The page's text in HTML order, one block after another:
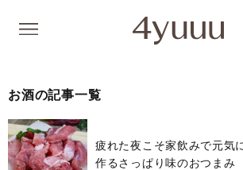
お酒の記事一覧
疲れた夜こそ家飲みで元気
作るさっぱり味のおつまみ